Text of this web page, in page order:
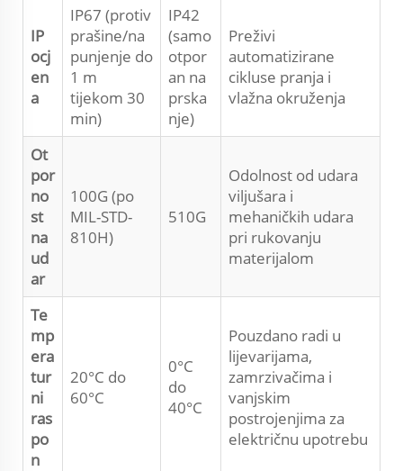
IP
ocj
en
a
IP67 (protiv
prašine/na
punjenje do
1 m
tijekom 30
min)
IP42
(samo
otpor
an na
prska
nje)
Preživi
automatizirane
cikluse pranja i
vlažna okruženja
Ot
por
no
st
na
ud
ar
100G (po
MIL-STD-
810H)
510G
Odolnost od udara
viljušara i
mehaničkih udara
pri rukovanju
materijalom
Te
mp
era
tur
ni
ras
po
n
20°C do
60°C
0°C
do
40°C
Pouzdano radi u
lijevarijama,
zamrzivačima i
vanjskim
postrojenjima za
električnu upotrebu